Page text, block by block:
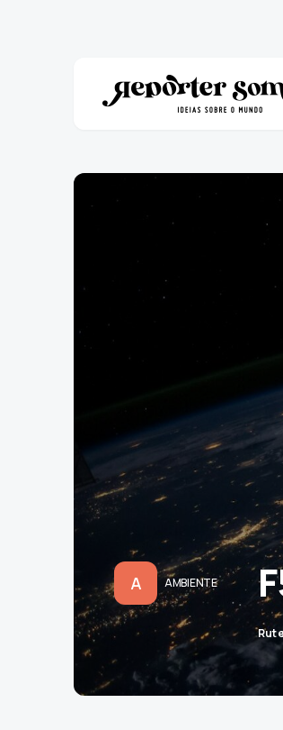
A AMBIENTE